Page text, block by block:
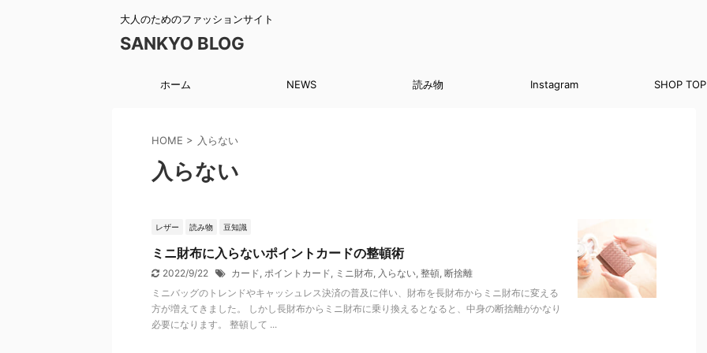
大人のためのファッションサイト
SANKYO BLOG
ホーム NEWS 読み物 Instagram SHOP TOP
HOME > 入らない
入らない
レザー 読み物 豆知識
ミニ財布に入らないポイントカードの整頓術
2022/9/22 カード, ポイントカード, ミニ財布, 入らない, 整頓, 断捨離
ミニバッグのトレンドやキャッシュレス決済の普及に伴い、財布を長財布からミニ財布に変える
方が増えてきました。 しかし長財布からミニ財布に乗り換えるとなると、中身の断捨離がかなり
必要になります。 整頓して ...